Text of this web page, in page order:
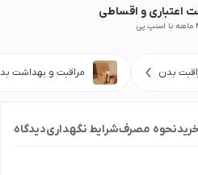
اعتباری و اقساطی
بدن مراقبت و بهداشت
نحوه مصرفشرایط نگهداریدیدگاه‌ها